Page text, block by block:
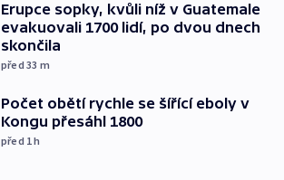
Erupce sopky, kvůli níž v Guatemale
evakuovali 1700 lidí, po dvou dnech
skončila
před 33 m
Počet obětí rychle se šířící eboly v
Kongu přesáhl 1800
před 1h